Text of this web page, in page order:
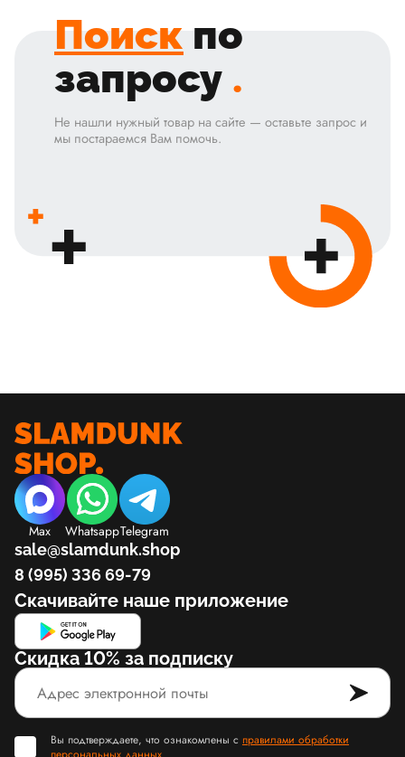
Поиск по
запросу .
Не нашли нужный товар на сайте — оставьте запрос и
мы постараемся Вам помочь.
Max WhatsappTelegram
sale@slamdunk.shop
8 (995) 336 69-79
Скачивайте наше приложение
Скидка 10% за подписку
Вы подтверждаете, что ознакомлены с правилами обработки